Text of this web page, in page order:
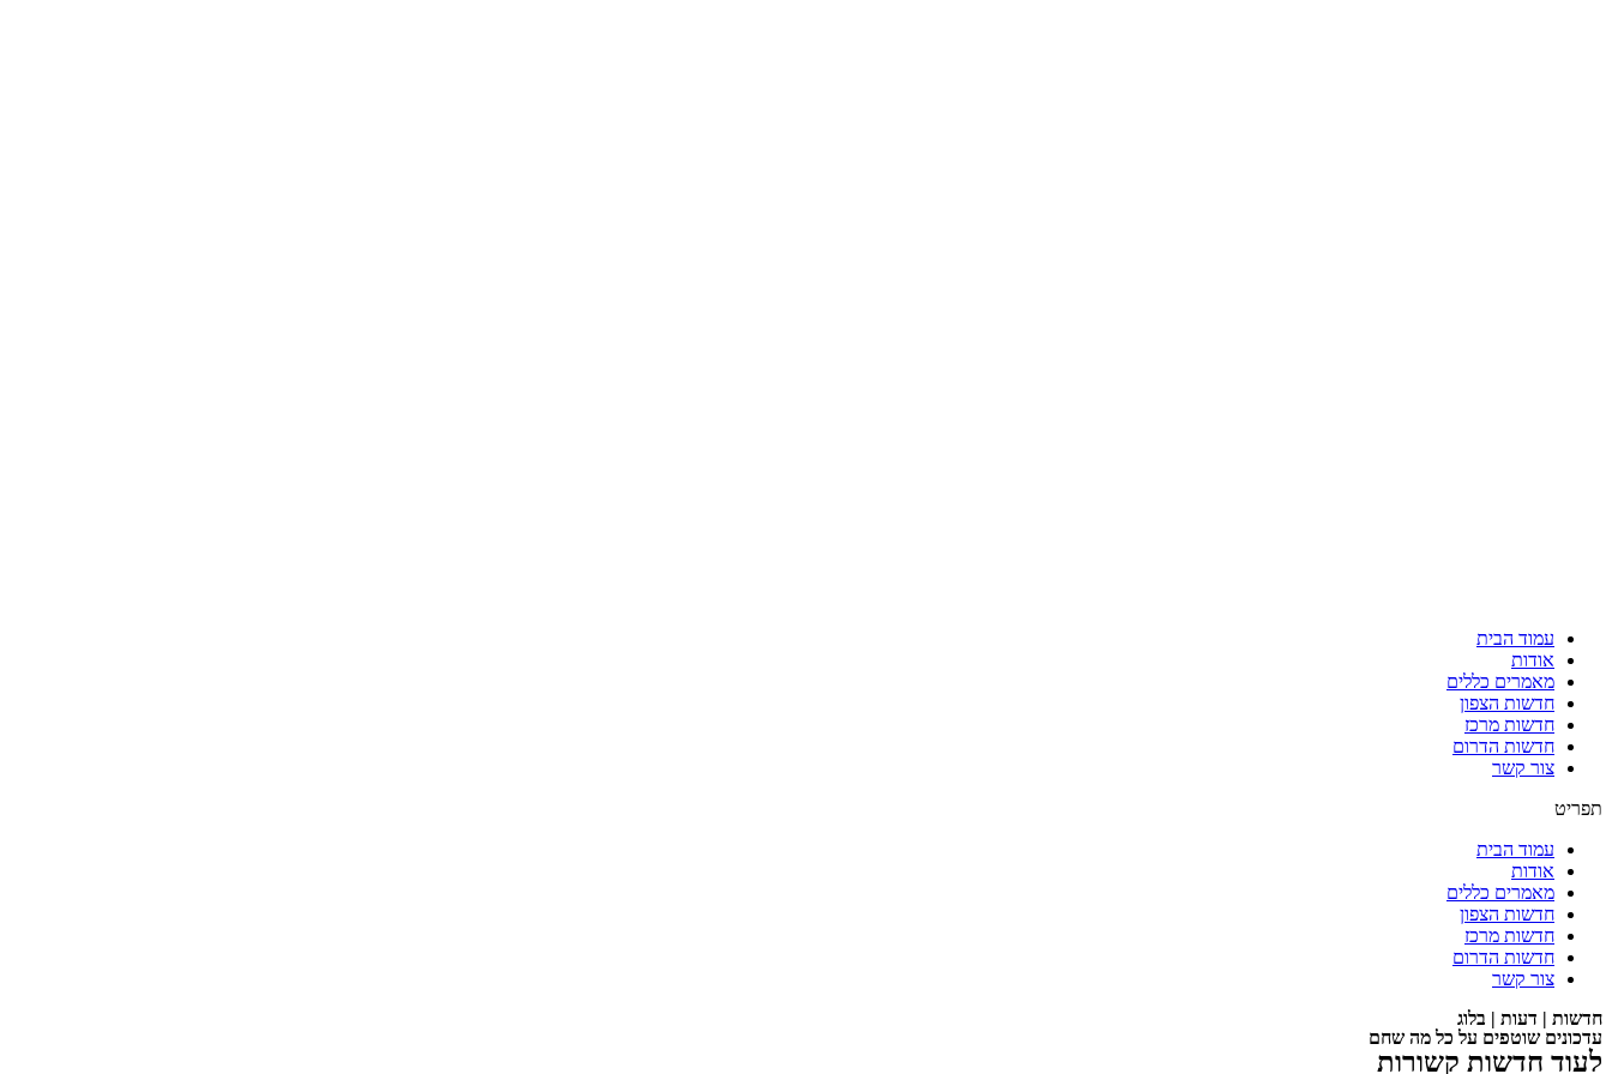
עמוד הבית
אודות
מאמרים כללים
חדשות הצפון
חדשות מרכז
חדשות הדרום
צור קשר
תפריט
עמוד הבית
אודות
מאמרים כללים
חדשות הצפון
חדשות מרכז
חדשות הדרום
צור קשר
חדשות | דעות | בלוג
עדכונים שוטפים על כל מה שחם
לעוד חדשות קשורות